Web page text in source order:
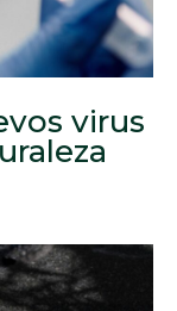
virus